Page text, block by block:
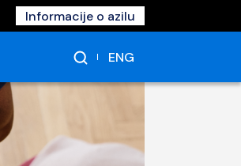
Informacije o azilu
ENG